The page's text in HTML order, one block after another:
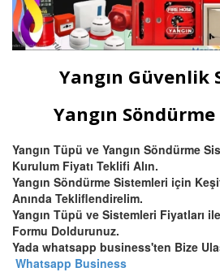
Yangın Güvenlik
Yangın
Yangın Tüpü ve Yangın Söndürme
Kurulum Fiyatı Teklifi Alın.
Yangın Söndürme Sistemleri için
Anında Tekliflendirelim.
Yangın Tüpü ve Sistemleri Fiyatları
Formu Doldurunuz.
Yada whatsapp business'ten Bize
Whatsapp Business